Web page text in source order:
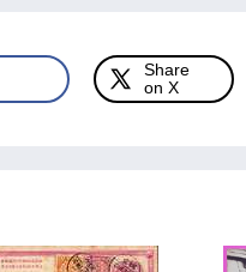
Share
on X